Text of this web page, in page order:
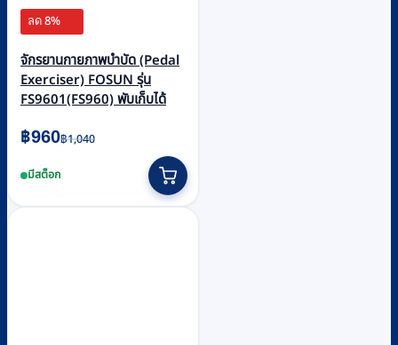
ลด 8%
จักรยานกายภาพบำบัด (Pedal
Exerciser) FOSUN รุ่น
FS9601(FS960) พับเก็บได้
฿1,040
Original
was:
฿1,040.
฿960
Current
is:
฿960.
มีสต็อก